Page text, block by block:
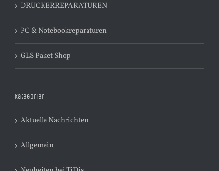
DRUCKERREPARATUREN
PC & Notebookreparaturen
GLS Paket Shop
Kategorien
Aktuelle Nachrichten
Allgemein